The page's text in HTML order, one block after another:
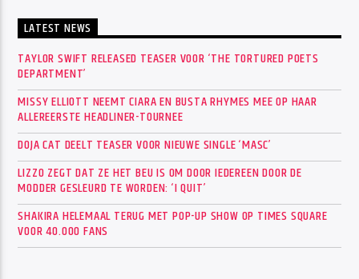
LATEST NEWS
TAYLOR SWIFT RELEASED TEASER VOOR ‘THE TORTURED POETS
DEPARTMENT’
MISSY ELLIOTT NEEMT CIARA EN BUSTA RHYMES MEE OP HAAR
ALLEREERSTE HEADLINER-TOURNEE
DOJA CAT DEELT TEASER VOOR NIEUWE SINGLE ‘MASC’
LIZZO ZEGT DAT ZE HET BEU IS OM DOOR IEDEREEN DOOR DE
MODDER GESLEURD TE WORDEN: ‘I QUIT’
SHAKIRA HELEMAAL TERUG MET POP-UP SHOW OP TIMES SQUARE
VOOR 40.000 FANS